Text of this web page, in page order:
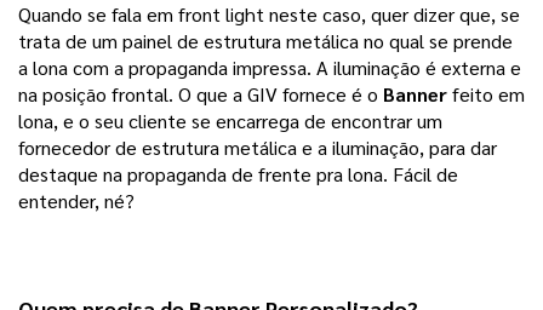
Quando se fala em front light neste caso, quer dizer que, se
trata de um painel de estrutura metálica no qual se prende
a lona com a propaganda impressa. A iluminação é externa e
na posição frontal. O que a GIV fornece é o Banner feito em
lona, e o seu cliente se encarrega de encontrar um
fornecedor de estrutura metálica e a iluminação, para dar
destaque na propaganda de frente pra lona. Fácil de
entender, né?